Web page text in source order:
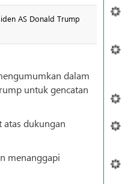
AS Donald Trump
dalam
untuk gencatan
atas dukungan
menanggapi